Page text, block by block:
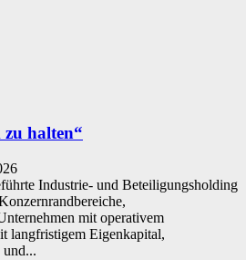
halten“
Industrie- und Beteiligungsholding
mit operativem
langfristigem Eigenkapital,
und...